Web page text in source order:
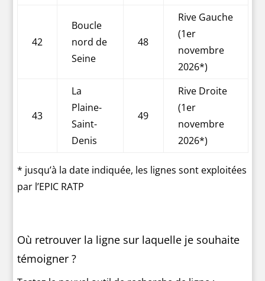
42
Boucle
nord de
Seine
48
Rive Gauche
(1er
novembre
2026*)
43
La
Plaine-
Saint-
Denis
49
Rive Droite
(1er
novembre
2026*)
* jusqu’à la date indiquée, les lignes sont exploitées
par l’EPIC RATP
Où retrouver la ligne sur laquelle je souhaite
témoigner ?